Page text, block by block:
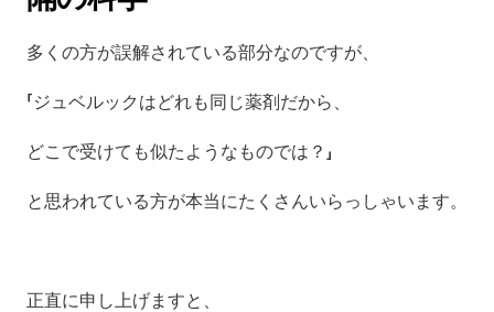
多くの方が誤解されている部分なのですが、
「ジュベルックはどれも同じ薬剤だから、
どこで受けても似たようなものでは？」
と思われている方が本当にたくさんいらっしゃいます。
正直に申し上げますと、